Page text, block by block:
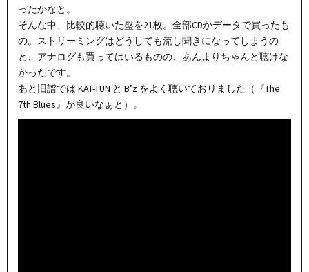
ったかなと。
そんな中、比較的聴いた盤を21枚。全部CDかデータで買ったも
の。ストリーミングはどうしても流し聞きになってしまうの
と、アナログも買ってはいるものの、あんまりちゃんと聴けな
かったです。
あと旧譜では KAT-TUN と B’z をよく聴いておりました（『The
7th Blues』が良いなぁと）。